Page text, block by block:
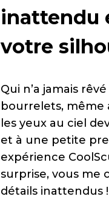
inattendu
votre
Qui n’a jamais
bourrelets, même
les yeux au ciel
et à une petite
expérience
surprise, vous me
détails inattendus !